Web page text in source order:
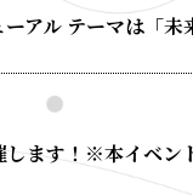
アル テーマは「未
ます！※本イベン